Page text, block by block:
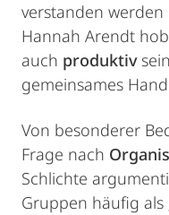
verstanden
Hannah Arendt
auch produktiv
gemeinsames
Von besonderer
Frage nach
Schlichte
Gruppen häufig als